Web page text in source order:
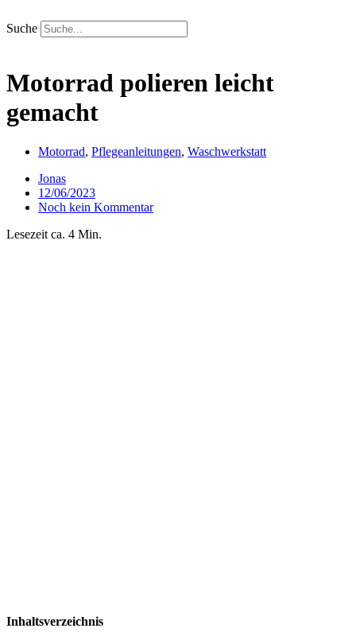
Inhalt
springen
Suche
Motorrad polieren leicht
gemacht
Motorrad, Pflegeanleitungen, Waschwerkstatt
Jonas
12/06/2023
Noch kein Kommentar
Lesezeit ca. 4 Min.
Inhaltsverzeichnis